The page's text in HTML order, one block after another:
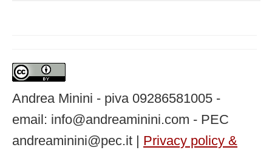
Andrea Minini - piva 09286581005 -
email: info@andreaminini.com - PEC
andreaminini@pec.it | Privacy policy &